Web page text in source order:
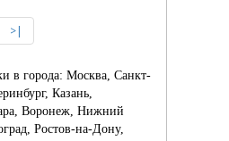
>|
в города: Москва, Санкт-
Казань,
Воронеж, Нижний
Ростов-на-Дону,